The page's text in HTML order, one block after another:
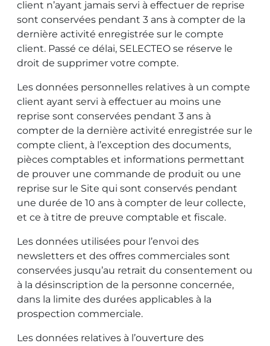
client n’ayant jamais servi à effectuer de reprise
sont conservées pendant 3 ans à compter de la
dernière activité enregistrée sur le compte
client. Passé ce délai, SELECTEO se réserve le
droit de supprimer votre compte.
Les données personnelles relatives à un compte
client ayant servi à effectuer au moins une
reprise sont conservées pendant 3 ans à
compter de la dernière activité enregistrée sur le
compte client, à l’exception des documents,
pièces comptables et informations permettant
de prouver une commande de produit ou une
reprise sur le Site qui sont conservés pendant
une durée de 10 ans à compter de leur collecte,
et ce à titre de preuve comptable et fiscale.
Les données utilisées pour l’envoi des
newsletters et des offres commerciales sont
conservées jusqu’au retrait du consentement ou
à la désinscription de la personne concernée,
dans la limite des durées applicables à la
prospection commerciale.
Les données relatives à l’ouverture des